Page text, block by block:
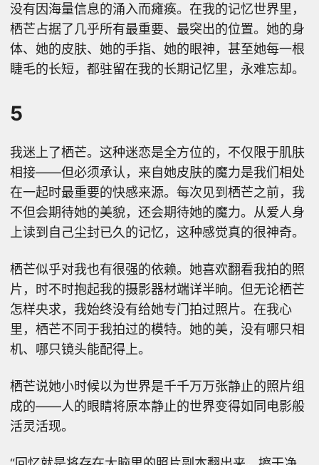
没有因海量信息的涌入而瘫痪。在我的记忆世界里，
栖芒占据了几乎所有最重要、最突出的位置。她的身
体、她的皮肤、她的手指、她的眼神，甚至她每一根
睫毛的长短，都驻留在我的长期记忆里，永难忘却。
5
我迷上了栖芒。这种迷恋是全方位的，不仅限于肌肤
相接——但必须承认，来自她皮肤的魔力是我们相处
在一起时最重要的快感来源。每次见到栖芒之前，我
不但会期待她的美貌，还会期待她的魔力。从爱人身
上读到自己尘封已久的记忆，这种感觉真的很神奇。
栖芒似乎对我也有很强的依赖。她喜欢翻看我拍的照
片，时不时抱起我的摄影器材端详半晌。但无论栖芒
怎样央求，我始终没有给她专门拍过照片。在我心
里，栖芒不同于我拍过的模特。她的美，没有哪只相
机、哪只镜头能配得上。
栖芒说她小时候以为世界是千千万万张静止的照片组
成的——人的眼睛将原本静止的世界变得如同电影般
活灵活现。